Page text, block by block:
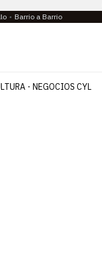
Barrio a Barrio
NEGOCIOS CYL